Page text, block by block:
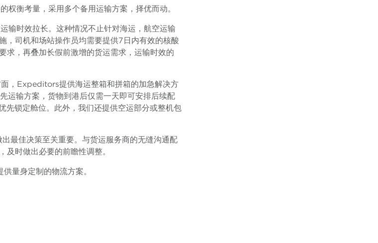
权衡考量，采用多个备用运输方案，择优而动。
运输时效拉长。这种情况不止针对海运，航空运输
，司机和场站操作员均需要提供7日内有效的核酸
求，再叠加长假前激增的货运需求，运输时效的
， Expeditors提供海运整箱和拼箱的加急解决方
运输方案，货物到港后仅需一天即可安排后续配
先锁定舱位。此外， 我们还提供空运部分或整机包
最佳决策至关重要。与货运服务商的无缝沟通配
时做出必要的前瞻性调整。
供量身定制的物流方案。